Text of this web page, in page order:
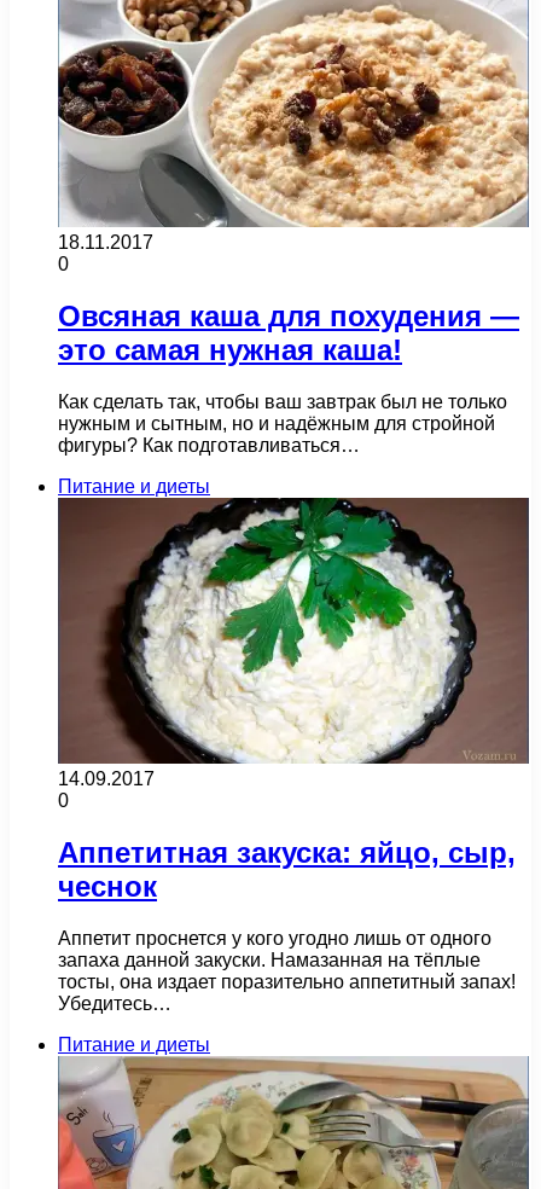
18.11.2017
0
Овсяная каша для похудения —
это самая нужная каша!
Как сделать так, чтобы ваш завтрак был не только
нужным и сытным, но и надёжным для стройной
фигуры? Как подготавливаться…
Питание и диеты
14.09.2017
0
Аппетитная закуска: яйцо, сыр,
чеснок
Аппетит проснется у кого угодно лишь от одного
запаха данной закуски. Намазанная на тёплые
тосты, она издает поразительно аппетитный запах!
Убедитесь…
Питание и диеты